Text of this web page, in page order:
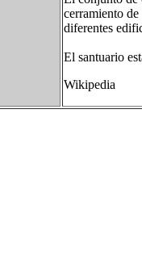
cerramiento
diferentes
El santuario
Wikipedia